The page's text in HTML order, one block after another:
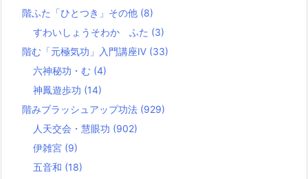
階ふた「ひとつき」その他 (8)
すわいしょうそわか ふた (3)
階む「元極気功」入門講座Ⅳ (33)
六神秘功・む (4)
神鳳遊歩功 (14)
階みブラッシュアップ功法 (929)
人天交会・慧眼功 (902)
伊雑宮 (9)
五音和 (18)